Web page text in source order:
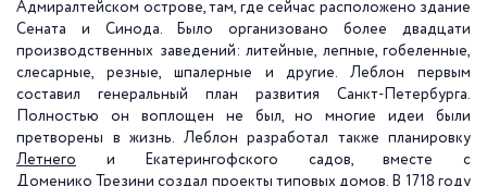
Адмиралтейском острове, там, где сейчас расположено здание
Сената и Синода. Было организовано более двадцати
производственных заведений: литейные, лепные, гобеленные,
слесарные, резные, шпалерные и другие. Леблон первым
составил генеральный план развития Санкт-Петербурга.
Полностью он воплощен не был, но многие идеи были
претворены в жизнь. Леблон разработал также планировку
Летнего и Екатерингофского садов, вместе с
Доменико Трезини создал проекты типовых домов. В 1718 году